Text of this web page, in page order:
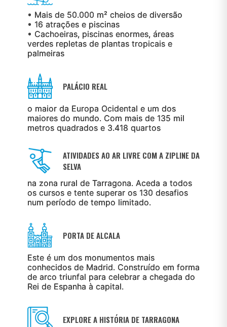
• Mais de 50.000 m² cheios de diversão
• 16 atrações e piscinas
• Cachoeiras, piscinas enormes, áreas
verdes repletas de plantas tropicais e
palmeiras
PALÁCIO REAL
o maior da Europa Ocidental e um dos
maiores do mundo. Com mais de 135 mil
metros quadrados e 3.418 quartos
ATIVIDADES AO AR LIVRE COM A ZIPLINE DA
SELVA
na zona rural de Tarragona. Aceda a todos
os cursos e tente superar os 130 desafios
num período de tempo limitado.
PORTA DE ALCALA
Este é um dos monumentos mais
conhecidos de Madrid. Construído em forma
de arco triunfal para celebrar a chegada do
Rei de Espanha à capital.
EXPLORE A HISTÓRIA DE TARRAGONA